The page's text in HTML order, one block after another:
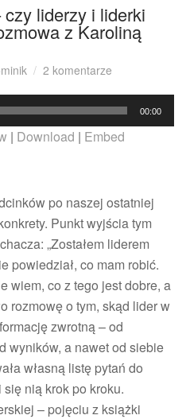
liderzy i liderki
z Karoliną
2 komentarze
liderska
–
liderki
mogą
robić
miny?
Rozmowa
z
Karoliną
Latos
00:00
| Download | Embed
po naszej ostatniej
Punkt wyjścia tym
„Zostałem liderem
powiedział, co mam robić.
wiem, co z tego jest dobre, a
rozmowę o tym, skąd lider w
zwrotną – od
wyników, a nawet od siebie
własną listę pytań do
się nią krok po kroku.
– pojęciu z książki